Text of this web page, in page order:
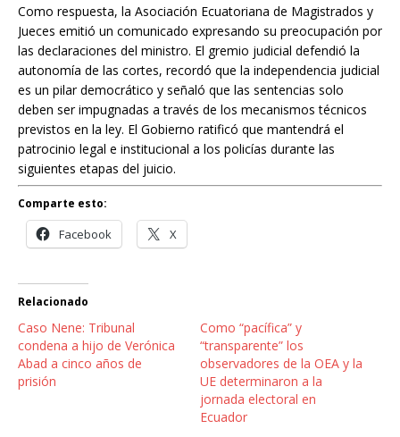
Como respuesta, la Asociación Ecuatoriana de Magistrados y
Jueces emitió un comunicado expresando su preocupación por
las declaraciones del ministro. El gremio judicial defendió la
autonomía de las cortes, recordó que la independencia judicial
es un pilar democrático y señaló que las sentencias solo
deben ser impugnadas a través de los mecanismos técnicos
previstos en la ley. El Gobierno ratificó que mantendrá el
patrocinio legal e institucional a los policías durante las
siguientes etapas del juicio.
Comparte esto:
Facebook X
Relacionado
Caso Nene: Tribunal
condena a hijo de Verónica
Abad a cinco años de
prisión
Como “pacífica” y
“transparente” los
observadores de la OEA y la
UE determinaron a la
jornada electoral en
Ecuador